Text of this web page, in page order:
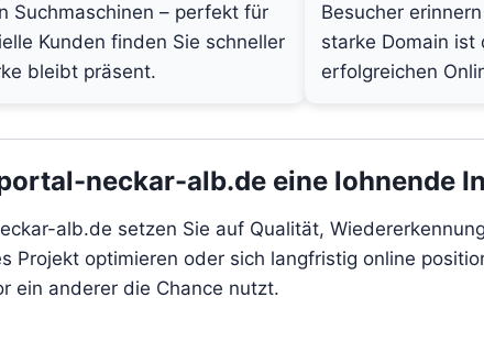
Suchmaschinen – perfekt für
Kunden finden Sie schneller
bleibt präsent.
Besucher
starke Domain ist
erfolgreichen
neckar-alb.de eine lohnende
alb.de setzen Sie auf Qualität,
Projekt optimieren oder sich langfristig online
ein anderer die Chance nutzt.